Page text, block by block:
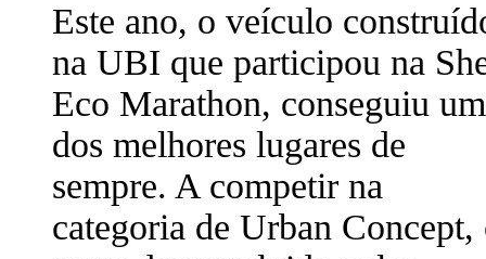
Este ano, o veículo
na UBI que participou na
Eco Marathon, conseguiu um
dos melhores lugares de
sempre. A competir na
categoria de Urban Concept,